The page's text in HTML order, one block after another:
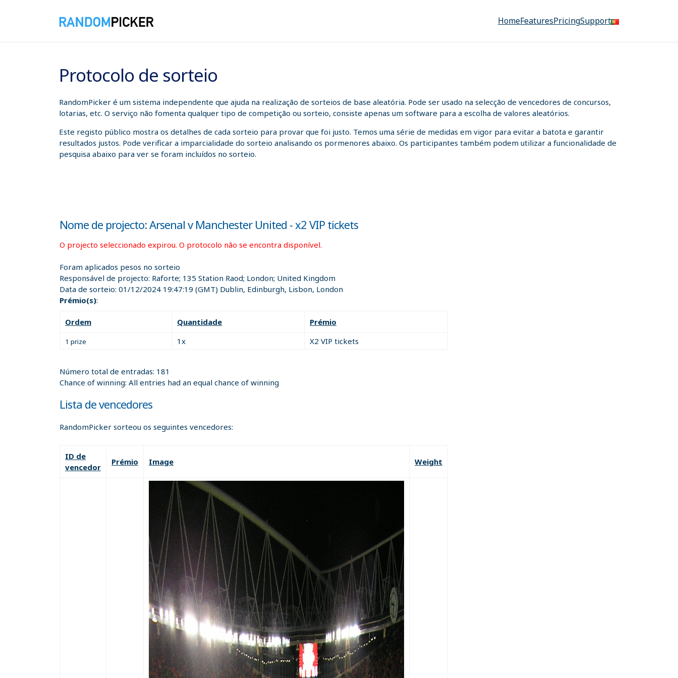
HomeFeaturesPricingSupport
Protocolo de sorteio
RandomPicker é um sistema independente que ajuda na realização de sorteios de base aleatória. Pode ser usado na selecção de vencedores de concursos,
lotarias, etc. O serviço não fomenta qualquer tipo de competição ou sorteio, consiste apenas um software para a escolha de valores aleatórios.
Este registo público mostra os detalhes de cada sorteio para provar que foi justo. Temos uma série de medidas em vigor para evitar a batota e garantir
resultados justos. Pode verificar a imparcialidade do sorteio analisando os pormenores abaixo. Os participantes também podem utilizar a funcionalidade de
pesquisa abaixo para ver se foram incluídos no sorteio.
Nome de projecto: Arsenal v Manchester United - x2 VIP tickets
O projecto seleccionado expirou. O protocolo não se encontra disponível.
Foram aplicados pesos no sorteio
Responsável de projecto: Raforte; 135 Station Raod; London; United Kingdom
Data de sorteio: 01/12/2024 19:47:19 (GMT) Dublin, Edinburgh, Lisbon, London
Prémio(s):
Ordem Quantidade Prémio
1 prize 1x X2 VIP tickets
Número total de entradas: 181
Chance of winning: All entries had an equal chance of winning
Lista de vencedores
RandomPicker sorteou os seguintes vencedores:
ID de
vencedor
Prémio Image Weight